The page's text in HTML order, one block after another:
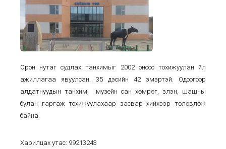
Орон нутаг судлах танхимыг 2002 оноос тохижуулан үйл
ажиллагаа явуулсан. 35 дэсийн 42 үзмэртэй. Одоогоор
алдатнуудын танхим, музейн сан хөмрөг, үзүүлэн, шашны
булан гаргаж тохижуулахаар засвар хийхээр төлөвлөж
байна.
Харилцах утас: 99213243